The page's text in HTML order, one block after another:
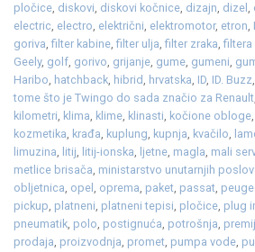
pločice, diskovi, diskovi kočnice, dizajn, dizel ,
electric, electro, električni, elektromotor, etron,
goriva,filter kabine,filter ulja,filter zraka,filtera
Geely, golf, gorivo, grijanje, gume, gumeni,
Haribo, hatchback, hibrid, hrvatska, ID, ID. Buzz,
tome što je Twingo do sada značio za Renault,
kilometri, klima, klime, klinasti, kočione obloge,
kozmetika, krađa, kuplung, kupnja, kvačilo,
limuzina, litij, litij-ionska, ljetne, magla, mali
metlice brisača, ministarstvo unutarnjih
obljetnica, opel , oprema, paket, passat,
pickup, platneni, platneni tepisi, pločice, plug
pneumatik, polo, postignuća, potrošnja,
prodaja, proizvodnja, promet, pumpa vode,